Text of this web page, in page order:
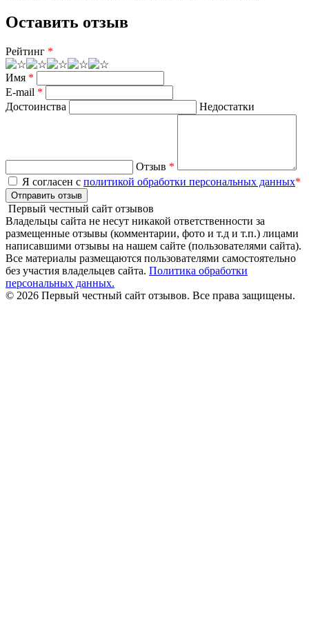
Оставить отзыв
Рейтинг *
Имя *
E-mail *
Достоинства
Недостатки
Отзыв *
Я согласен с политикой обработки персональных данных*
Отправить отзыв
Первый честный сайт отзывов
Владельцы сайта не несут никакой ответственности за
размещенные отзывы (комментарии, фото и т.д и т.п.) лицами
написавшими отзывы на нашем сайте (пользователями сайта).
Все материалы размещаются пользователями самостоятельно
без участия владельцев сайта. Политика обработки
персональных данных.
© 2026 Первый честный сайт отзывов. Все права защищены.